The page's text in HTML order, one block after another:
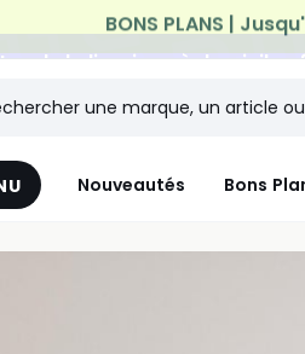
de la livraison à domicile
Nouveautés Bons